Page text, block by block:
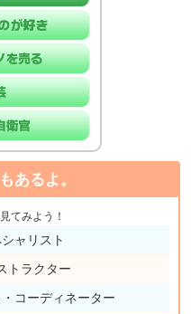
あるよ。
てみよう！
ャリスト
トラクター
コーディネーター